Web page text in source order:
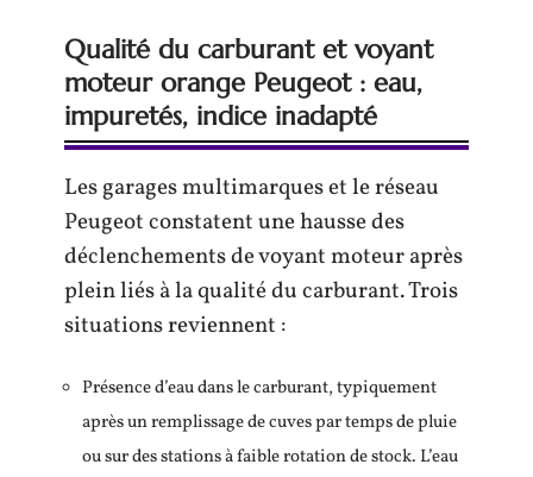
Qualité du carburant et voyant
moteur orange Peugeot : eau,
impuretés, indice inadapté
Les garages multimarques et le réseau
Peugeot constatent une hausse des
déclenchements de voyant moteur après
plein liés à la qualité du carburant. Trois
situations reviennent :
Présence d’eau dans le carburant, typiquement
après un remplissage de cuves par temps de pluie
ou sur des stations à faible rotation de stock. L’eau